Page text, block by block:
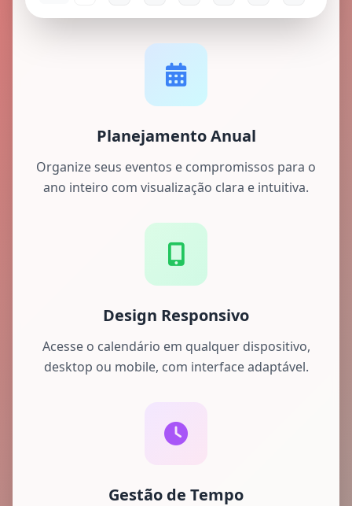
Planejamento Anual
Organize seus eventos e compromissos para o
ano inteiro com visualização clara e intuitiva.
Design Responsivo
Acesse o calendário em qualquer dispositivo,
desktop ou mobile, com interface adaptável.
Gestão de Tempo